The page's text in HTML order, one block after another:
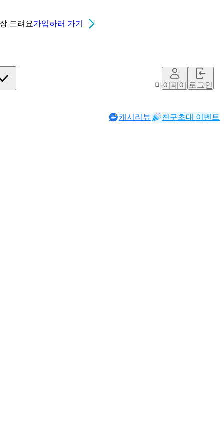
드려요가입하러 가기
마이페이지로그인
캐시리뷰 친구초대 이벤트